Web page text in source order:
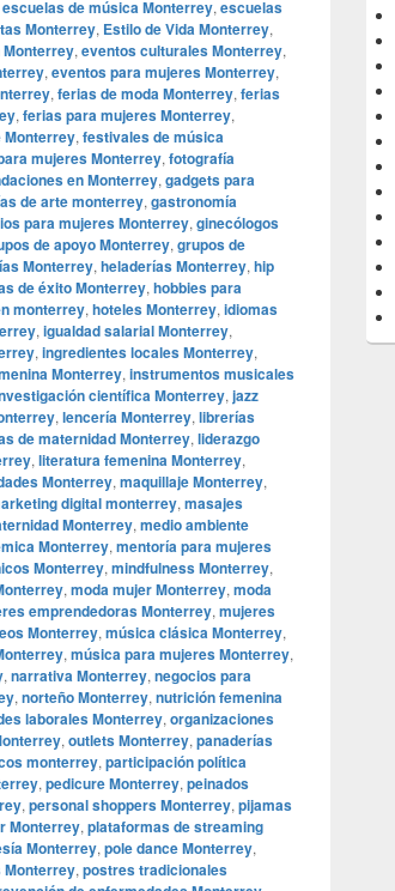
escuelas de música Monterrey, escuelas
Monterrey, Estilo de Vida Monterrey,
, eventos culturales Monterrey,
, eventos para mujeres Monterrey,
, ferias de moda Monterrey, ferias
, ferias para mujeres Monterrey,
Monterrey, festivales de música
mujeres Monterrey, fotografía
en Monterrey, gadgets para
de arte monterrey, gastronomía
para mujeres Monterrey, ginecólogos
de apoyo Monterrey, grupos de
Monterrey, heladerías Monterrey, hip
de éxito Monterrey, hobbies para
monterrey, hoteles Monterrey, idiomas
, igualdad salarial Monterrey,
, ingredientes locales Monterrey,
Monterrey, instrumentos musicales
científica Monterrey, jazz
, lencería Monterrey, librerías
de maternidad Monterrey, liderazgo
, literatura femenina Monterrey,
Monterrey, maquillaje Monterrey,
digital monterrey, masajes
Monterrey, medio ambiente
Monterrey, mentoría para mujeres
Monterrey, mindfulness Monterrey,
, moda mujer Monterrey, moda
emprendedoras Monterrey, mujeres
Monterrey, música clásica Monterrey,
, música para mujeres Monterrey,
, narrativa Monterrey, negocios para
, norteño Monterrey, nutrición femenina
laborales Monterrey, organizaciones
, outlets Monterrey, panaderías
monterrey, participación política
, pedicure Monterrey, peinados
, personal shoppers Monterrey, pijamas
Monterrey, plataformas de streaming
Monterrey, pole dance Monterrey,
Monterrey, postres tradicionales